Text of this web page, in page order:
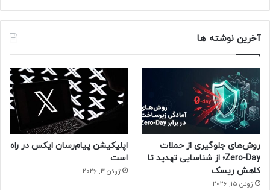
آخرین نوشته ها
روش‌های جلوگیری از حملات
Zero-Day؛ از شناسایی تهدید تا
کاهش ریسک
ژوئن 15, 2026
اپلیکیشن پیام‌رسان ایکس در راه
است
ژوئن 3, 2026